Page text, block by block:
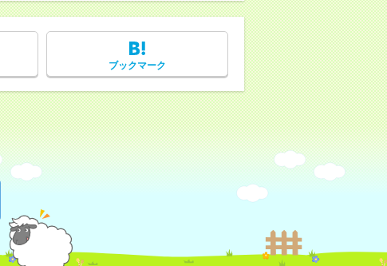
ブックマーク